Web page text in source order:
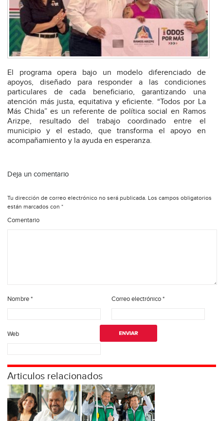
El programa opera bajo un modelo diferenciado de
apoyos, diseñado para responder a las condiciones
particulares de cada beneficiario, garantizando una
atención más justa, equitativa y eficiente. “Todos por La
Más Chida” es un referente de política social en Ramos
Arizpe, resultado del trabajo coordinado entre el
municipio y el estado, que transforma el apoyo en
acompañamiento y la ayuda en esperanza.
Deja un comentario
Tu dirección de correo electrónico no será publicada. Los campos obligatorios
están marcados con *
Comentario
Nombre* Correo electrónico*
Web
Articulos relacionados